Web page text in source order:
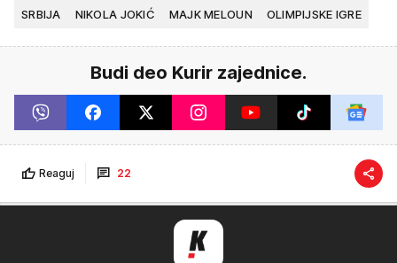
SRBIJA NIKOLA JOKIĆ MAJK MELOUN OLIMPIJSKE IGRE
Budi deo Kurir zajednice.
Reaguj 22